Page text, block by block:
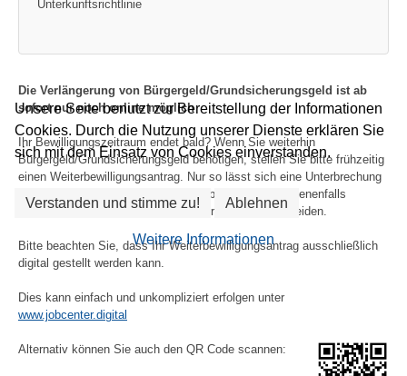
Unterkunftsrichtlinie
Die Verlängerung von Bürgergeld/Grundsicherungsgeld ist ab
sofort nur noch online möglich
Ihr Bewilligungszeitraum endet bald? Wenn Sie weiterhin
Bürgergeld/Grundsicherungsgeld benötigen, stellen Sie bitte frühzeitig
einen Weiterbewilligungsantrag. Nur so lässt sich eine Unterbrechung
im Bürgergeld-/Grundsicherungsgeldbezug und gegebenenfalls
Beitragsforderungen Ihrer Krankenversicherung vermeiden.
Bitte beachten Sie, dass Ihr Weiterbewilligungsantrag ausschließlich
digital gestellt werden kann.
Dies kann einfach und unkompliziert erfolgen unter
www.jobcenter.digital
Alternativ können Sie auch den QR Code scannen:
Unsere Seite benutzt zur Bereitstellung der Informationen
Cookies. Durch die Nutzung unserer Dienste erklären Sie
sich mit dem Einsatz von Cookies einverstanden.
Verstanden und stimme zu! Ablehnen
Weitere Informationen